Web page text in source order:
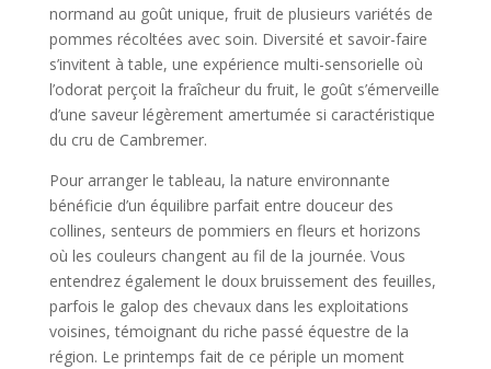
normand au goût unique, fruit de plusieurs variétés de
pommes récoltées avec soin. Diversité et savoir-faire
s’invitent à table, une expérience multi-sensorielle où
l’odorat perçoit la fraîcheur du fruit, le goût s’émerveille
d’une saveur légèrement amertumée si caractéristique
du cru de Cambremer.
Pour arranger le tableau, la nature environnante
bénéficie d’un équilibre parfait entre douceur des
collines, senteurs de pommiers en fleurs et horizons
où les couleurs changent au fil de la journée. Vous
entendrez également le doux bruissement des feuilles,
parfois le galop des chevaux dans les exploitations
voisines, témoignant du riche passé équestre de la
région. Le printemps fait de ce périple un moment